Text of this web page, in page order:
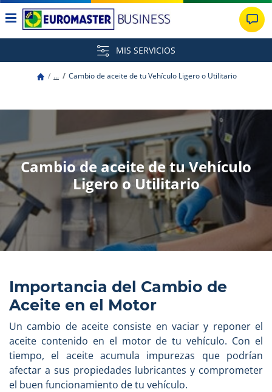
MIS SERVICIOS
... Cambio de aceite de tu Vehículo Ligero o Utilitario
Cambio de aceite de tu Vehículo
Ligero o Utilitario
Importancia del Cambio de
Aceite en el Motor
Un cambio de aceite consiste en vaciar y reponer el
aceite contenido en el motor de tu vehículo. Con el
tiempo, el aceite acumula impurezas que podrían
afectar a sus propiedades lubricantes y comprometer
el buen funcionamiento de tu vehículo.